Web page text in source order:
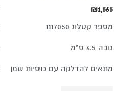
₪1,565
מספר קטלוג 1117050
גובה 4.5 ס"מ
מתאים להדלקה עם כוסיות שמן